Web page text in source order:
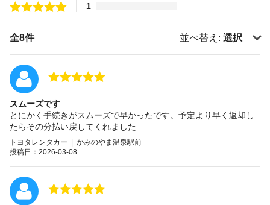
1
全8件 並べ替え: 選択
スムーズです
とにかく手続きがスムーズで早かったです。予定より早く返却し
たらその分払い戻してくれました
トヨタレンタカー | かみのやま温泉駅前
投稿日：2026-03-08